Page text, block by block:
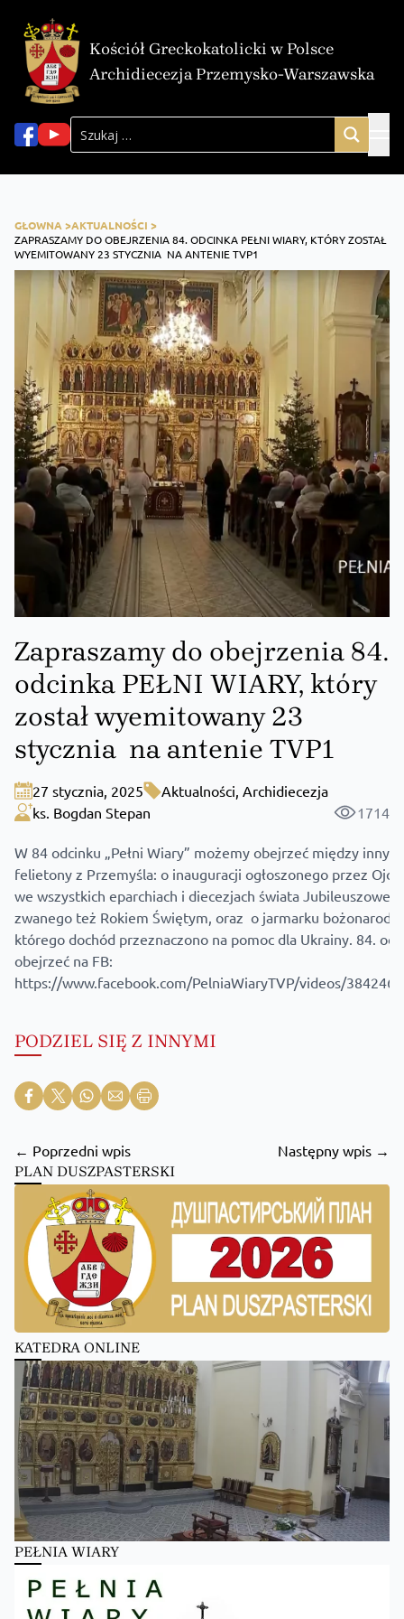
Kościół Greckokatolicki w Polsce
Archidiecezja Przemysko-Warszawska
GŁOWNA >AKTUALNOŚCI >
ZAPRASZAMY DO OBEJRZENIA 84. ODCINKA PEŁNI WIARY, KTÓRY ZOSTAŁ
WYEMITOWANY 23 STYCZNIA NA ANTENIE TVP1
Zapraszamy do obejrzenia 84.
odcinka PEŁNI WIARY, który
został wyemitowany 23
stycznia na antenie TVP1
27 stycznia, 2025 Aktualności, Archidiecezja
ks. Bogdan Stepan
1714
W 84 odcinku „Pełni Wiary” możemy obejrzeć między
felietony z Przemyśla: o inauguracji ogłoszonego przez
we wszystkich eparchiach i diecezjach świata
zwanego też Rokiem Świętym, oraz o jarmarku
którego dochód przeznaczono na pomoc dla Ukrainy. 84.
obejrzeć na FB:
https://www.facebook.com/PelniaWiaryTVP/videos/
PODZIEL SIĘ Z INNYMI
← Poprzedni wpis Następny wpis →
PLAN DUSZPASTERSKI
KATEDRA ONLINE
PEŁNIA WIARY